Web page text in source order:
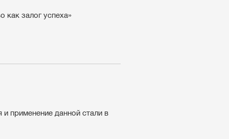
как залог успеха»
применение данной стали в